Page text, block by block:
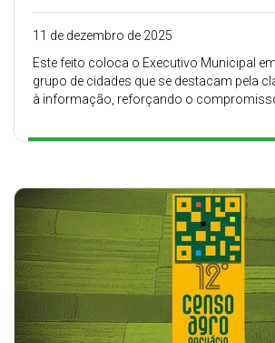
11 de dezembro de 2025
Este feito coloca o Executivo Municipal
grupo de cidades que se destacam pela
à informação, reforçando o compromisso